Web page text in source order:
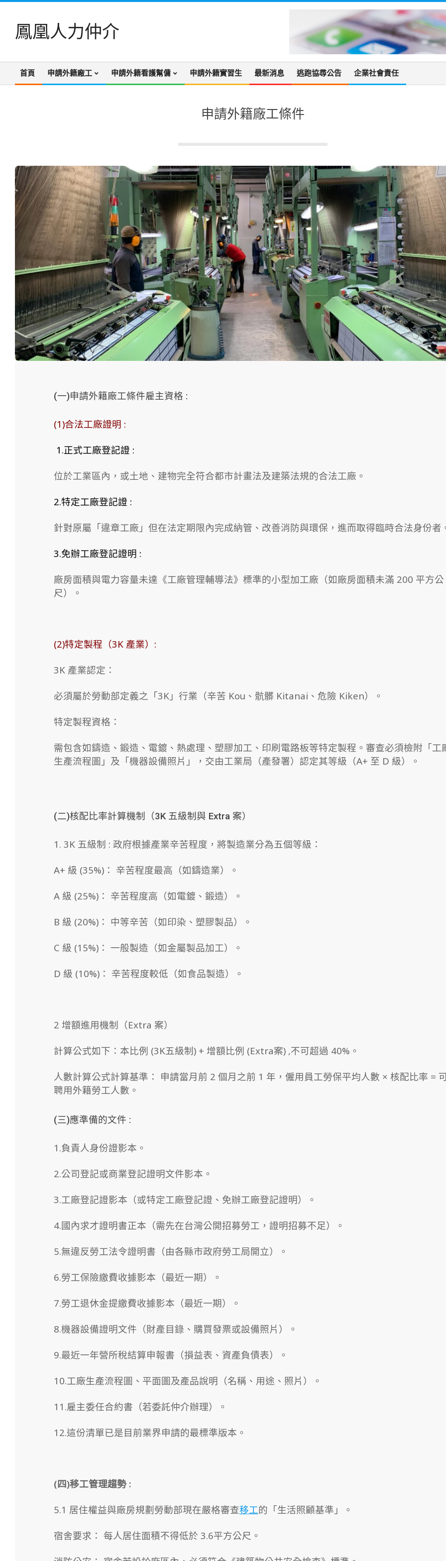
content鳳凰人力仲介
Primary
首頁 申請外籍廠工 申請外籍看護幫傭 申請外籍實習生 最新消息 逃跑協尋公告 企業社會責任
申請外籍廠工條件
(一)申請外籍廠工條件雇主資格 :
(1)合法工廠證明 :
1.正式工廠登記證 :
位於工業區內，或土地、建物完全符合都市計畫法及建築法規的合法工廠。
2.特定工廠登記證 :
針對原屬「違章工廠」但在法定期限內完成納管、改善消防與環保，進而取得臨時合法身份者
3.免辦工廠登記證明 :
廠房面積與電力容量未達《工廠管理輔導法》標準的小型加工廠（如廠房面積未滿 200 平方公
尺）。
(2)特定製程（3K 產業）:
3K 產業認定：
必須屬於勞動部定義之「3K」行業（辛苦 Kou、骯髒 Kitanai、危險 Kiken）。
特定製程資格：
需包含如鑄造、鍛造、電鍍、熱處理、塑膠加工、印刷電路板等特定製程。審查必須檢附「工
生產流程圖」及「機器設備照片」，交由工業局（產發署）認定其等級（A+ 至 D 級）。
(二)核配比率計算機制（3K 五級制與 Extra 案）
1. 3K 五級制 : 政府根據產業辛苦程度，將製造業分為五個等級：
A+ 級 (35%)： 辛苦程度最高（如鑄造業）。
A 級 (25%)： 辛苦程度高（如電鍍、鍛造）。
B 級 (20%)： 中等辛苦（如印染、塑膠製品）。
C 級 (15%)： 一般製造（如金屬製品加工）。
D 級 (10%)： 辛苦程度較低（如食品製造）。
2 增額進用機制（Extra 案）
計算公式如下：本比例 (3K五級制) + 增額比例 (Extra案) ,不可超過 40%。
人數計算公式計算基準： 申請當月前 2 個月之前 1 年，僱用員工勞保平均人數 × 核配比率 =
聘用外籍勞工人數。
(三)應準備的文件 :
1.負責人身份證影本。
2.公司登記或商業登記證明文件影本。
3.工廠登記證影本（或特定工廠登記證、免辦工廠登記證明）。
4.國內求才證明書正本（需先在台灣公開招募勞工，證明招募不足）。
5.無違反勞工法令證明書（由各縣市政府勞工局開立）。
6.勞工保險繳費收據影本（最近一期）。
7.勞工退休金提繳費收據影本（最近一期）。
8.機器設備證明文件（財產目錄、購買發票或設備照片）。
9.最近一年營所稅結算申報書（損益表、資產負債表）。
10.工廠生產流程圖、平面圖及產品說明（名稱、用途、照片）。
11.雇主委任合約書（若委託仲介辦理）。
12.這份清單已是目前業界申請的最標準版本。
(四)移工管理趨勢 :
5.1 居住權益與廠房規劃勞動部現在嚴格審查移工的「生活照顧基準」。
宿舍要求： 每人居住面積不得低於 3.6平方公尺。